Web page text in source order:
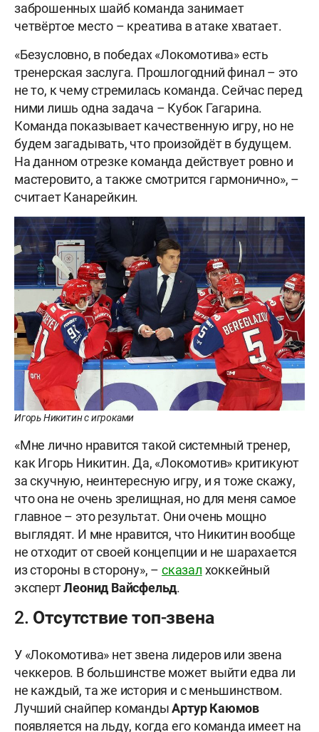
заброшенных шайб команда занимает
четвёртое место – креатива в атаке хватает.
«Безусловно, в победах «Локомотива» есть
тренерская заслуга. Прошлогодний финал – это
не то, к чему стремилась команда. Сейчас перед
ними лишь одна задача – Кубок Гагарина.
Команда показывает качественную игру, но не
будем загадывать, что произойдёт в будущем.
На данном отрезке команда действует ровно и
мастеровито, а также смотрится гармонично», –
считает Канарейкин.
Игорь Никитин с игроками
«Мне лично нравится такой системный тренер,
как Игорь Никитин. Да, «Локомотив» критикуют
за скучную, неинтересную игру, и я тоже скажу,
что она не очень зрелищная, но для меня самое
главное – это результат. Они очень мощно
выглядят. И мне нравится, что Никитин вообще
не отходит от своей концепции и не шарахается
из стороны в сторону», – сказал хоккейный
экспертЛеонид Вайсфельд.
2. Отсутствие топ-звена
У «Локомотива» нет звена лидеров или звена
чеккеров. В большинстве может выйти едва ли
не каждый, та же история и с меньшинством.
Лучший снайпер командыАртур Каюмов
появляется на льду, когда его команда имеет на